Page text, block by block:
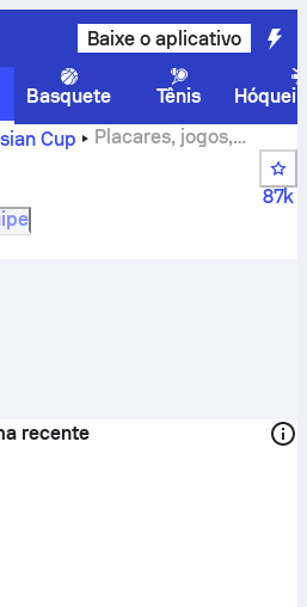
Baixe o aplicativo
Basquete Tênis
Hóquei
Cup
Placares, jogos,
87k
recente